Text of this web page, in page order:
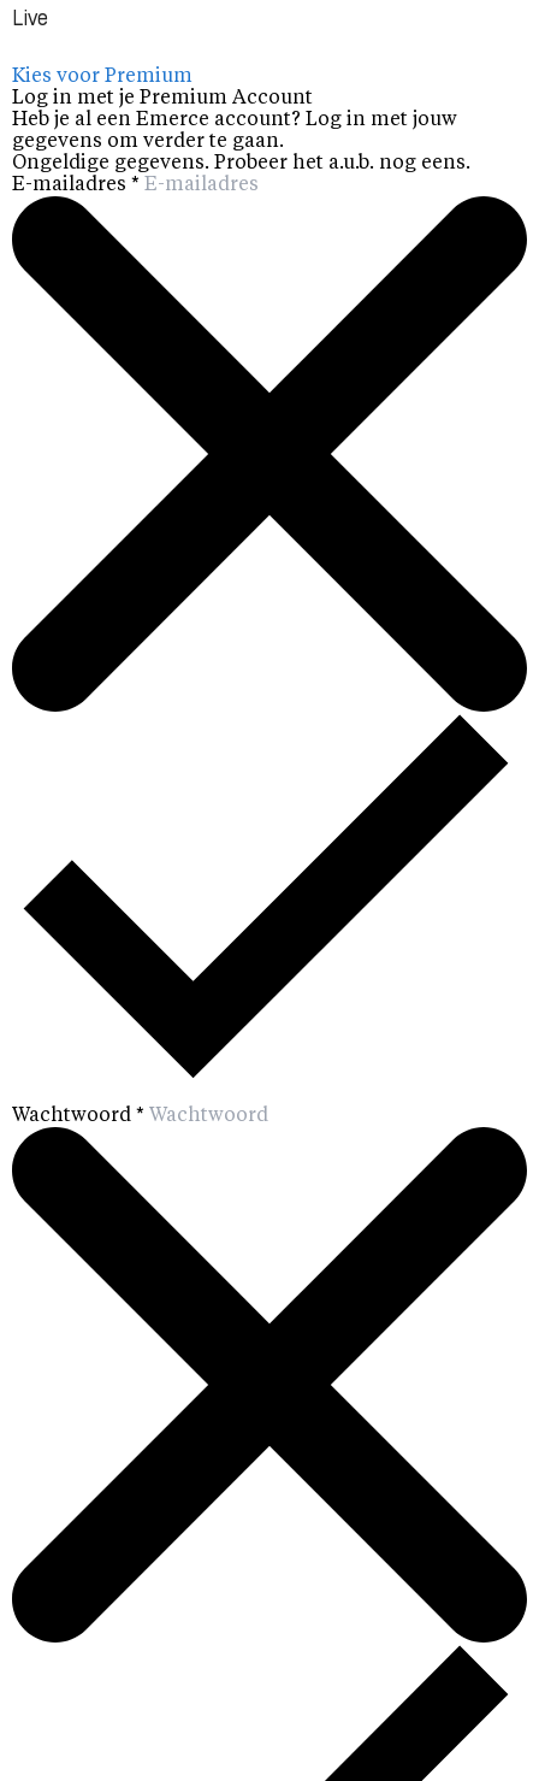
Live
Kies voor Premium
Log in met je Premium Account
Heb je al een Emerce account? Log in met jouw
gegevens om verder te gaan.
Ongeldige gegevens. Probeer het a.u.b. nog eens.
E-mailadres *
Wachtwoord *